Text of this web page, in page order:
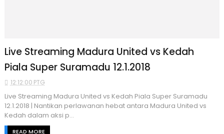
Live Streaming Madura United vs Kedah
Piala Super Suramadu 12.1.2018
12:12:00 PTG
Live Streaming Madura United vs Kedah Piala Super Suramadu
12.1.2018 | Nantikan perlawanan hebat antara Madura United vs
Kedah dalam aksi p...
READ MORE